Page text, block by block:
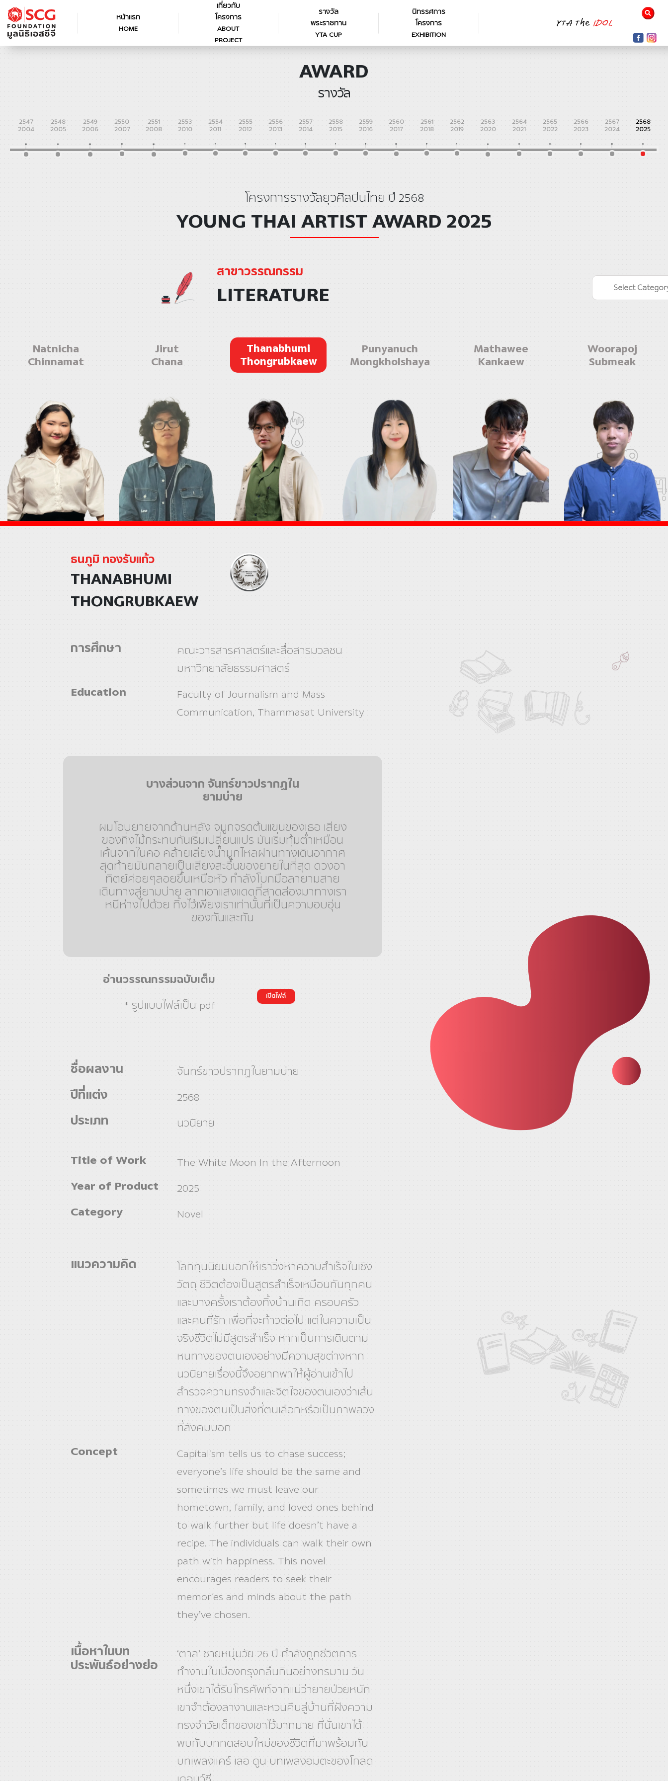
หน้าแรก
HOME
เกี่ยวกับ
โครงการ
ABOUT
PROJECT
รางวัล
พระราชทาน
YTA CUP
นิทรรศการ
โครงการ
EXHIBITION
AWARD
รางวัล
2547
2004
2548
2005
2549
2006
2550
2007
2551
2008
2553
2010
2554
2011
2555
2012
2556
2013
2557
2014
2558
2015
2559
2016
2560
2017
2561
2018
2562
2019
2563
2020
2564
2021
2565
2022
2566
2023
2567
2024
2568
2025
โครงการรางวัลยุวศิลปินไทย ปี 2568
YOUNG THAI ARTIST AWARD 2025
สาขาวรรณกรรม
LITERATURE Select
Natnicha
Chinnamat
Jirut
Chana
Thanabhumi
Thongrubkaew
Punyanuch
Mongkholshaya
Mathawee
Kankaew
Woorapoj
Submeak
ธนภูมิ ทองรับแก้ว
THANABHUMI
THONGRUBKAEW
การศึกษา
คณะวารสารศาสตร์และสื่อสารมวลชน
มหาวิทยาลัยธรรมศาสตร์
Education
Faculty of Journalism and Mass
Communication, Thammasat University
บางส่วนจาก จันทร์ขาวปรากฏใน
ยามบ่าย
ผมโอบยายจากด้านหลัง จมูกจรดต้นแขนของเธอ เสียง
ของกิ่งไม้กระทบกันเริ่มเปลี่ยนแปร มันเริ่มทุ้มต่ำเหมือน
เค้นจากในคอ คล้ายเสียงน้ำมูกไหลผ่านทางเดินอากาศ
สุดท้ายมันกลายเป็นเสียงสะอื้นของยายในที่สุด ดวงอา
ทิตย์ค่อยๆลอยขึ้นเหนือหัว กำลังโบกมือลายามสาย
เดินทางสู่ยามบ่าย ลากเอาแสงแดดที่สาดส่องมาทางเรา
หนีห่างไปด้วย ทิ้งไว้เพียงเราเท่านั้นที่เป็นความอบอุ่น
ของกันและกัน
อ่านวรรณกรรมฉบับเต็ม
* รูปแบบไฟล์เป็น pdf
เปิดไฟล์
ชื่อผลงาน จันทร์ขาวปรากฏในยามบ่าย
ปีที่แต่ง 2568
ประเภท นวนิยาย
Title of Work The White Moon In the Afternoon
Year of Product 2025
Category Novel
แนวความคิด
โลกทุนนิยมบอกให้เราวิ่งหาความสำเร็จในเชิง
วัตถุ ชีวิตต้องเป็นสูตรสำเร็จเหมือนกันทุกคน
และบางครั้งเราต้องทิ้งบ้านเกิด ครอบครัว
และคนที่รัก เพื่อที่จะก้าวต่อไป แต่ในความเป็น
จริงชีวิตไม่มีสูตรสำเร็จ หากเป็นการเดินตาม
หนทางของตนเองอย่างมีความสุขต่างหาก
นวนิยายเรื่องนี้จึงอยากพาให้ผู้อ่านเข้าไป
สำรวจความทรงจำและจิตใจของตนเองว่าเส้น
ทางของตนเป็นสิ่งที่ตนเลือกหรือเป็นภาพลวง
ที่สังคมบอก
Concept
Capitalism tells us to chase success;
everyone’s life should be the same and
sometimes we must leave our
hometown, family, and loved ones behind
to walk further but life doesn’t have a
recipe. The individuals can walk their own
path with happiness. This novel
encourages readers to seek their
memories and minds about the path
they’ve chosen.
เนื้อหาในบท
ประพันธ์อย่างย่อ
‘ตาล’ ชายหนุ่มวัย 26 ปี กำลังถูกชีวิตการ
ทำงานในเมืองกรุงกลืนกินอย่างทรมาน วัน
หนึ่งเขาได้รับโทรศัพท์จากแม่ว่ายายป่วยหนัก
เขาจำต้องลางานและหวนคืนสู่บ้านที่ฝังความ
ทรงจำวัยเด็กของเขาไว้มากมาย ที่นั่นเขาได้
พบกับบททดสอบใหม่ของชีวิตที่มาพร้อมกับ
บทเพลงแคร์ เลอ ดูน บทเพลงอมตะของโกลด